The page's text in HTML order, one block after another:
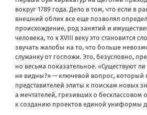
вокруг 1789 года. Дело в том, что если в
внешний облик все еще позволял
происхождение, род занятий и
человека, то к XVIII веку это становится
звучать жалобы на то, что больше
служанку от госпожи. Это, безусловно,
но весьма показательное. «Существуют
не видны?» — ключевой вопрос, который
представителей элиты к поискам новых
а мечтателей, грезивших о бесклассовом
к созданию проектов единой униформы